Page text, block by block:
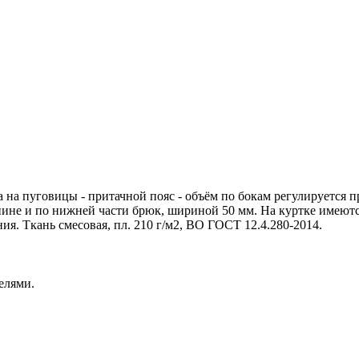
пуговицы - притачной пояс - объём по бокам
и по нижней части брюк, шириной 50 мм. На куртке
Ткань смесовая, пл. 210 г/м2, ВО ГОСТ 12.4.280-2014.